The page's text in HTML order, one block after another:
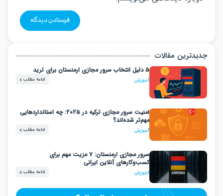
مقالات
آموزش
امنیت سرور مجازی ترکیه در ۲۰۲۵: چه استانداردهایی
مهم‌تر شده‌اند؟
آموزش
سرور مجازی ارمنستان: ۷ مزیت مهم برای
کسب‌وکارهای آنلاین ایرانی
آموزش